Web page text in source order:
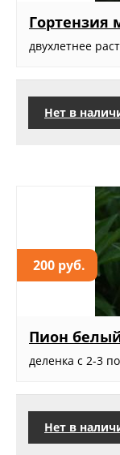
Гортензия
двухлетнее
Нет в
200 руб.
Пион
деленка с 2-3
Нет в